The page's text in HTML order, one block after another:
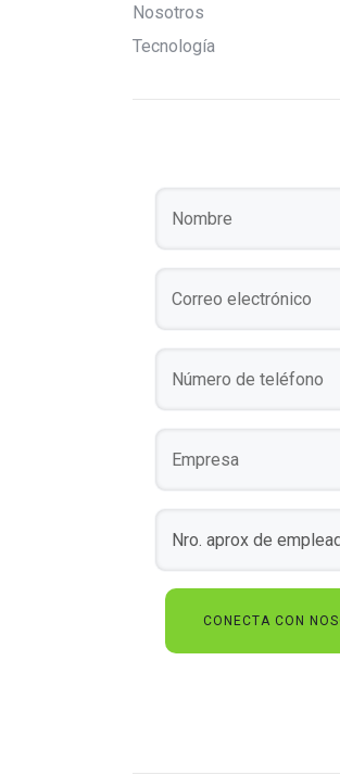
Nosotros
Tecnología